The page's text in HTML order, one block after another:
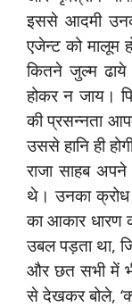
इससे आदमी
एजेन्ट को मालूम
कितने जुल्म
होकर न जाय।
की प्रसन्नता
उससे हानि ही
राजा साहब
थे। उनका क्रोध
का आकार
उबल पड़ता था,
और छत सभी में
से देखकर बोले,